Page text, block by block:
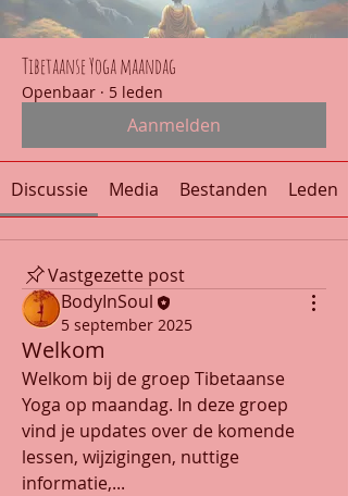
Tibetaanse Yoga maandag
Openbaar · 5 leden
Aanmelden
Discussie Media Bestanden Leden
Vastgezette post
BodyInSoul
5 september 2025
Welkom
Welkom bij de groep Tibetaanse
Yoga op maandag. In deze groep
vind je updates over de komende
lessen, wijzigingen, nuttige
informatie,...